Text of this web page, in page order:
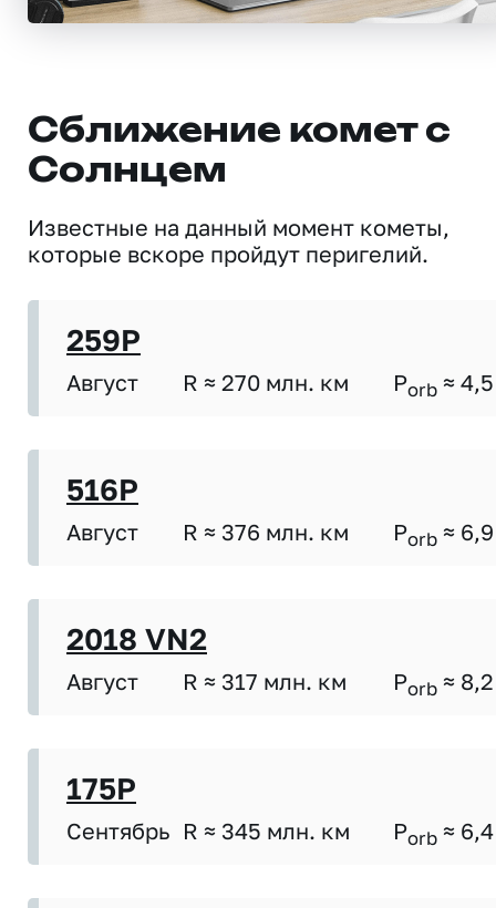
Сближение комет с
Солнцем
Известные на данный момент кометы,
которые вскоре пройдут перигелий.
259P
Август R ≈ 270 млн. км Porb ≈ 4,5
516P
Август R ≈ 376 млн. км Porb ≈ 6,9
2018 VN2
Август R ≈ 317 млн. км Porb ≈ 8,2
175P
Сентябрь R ≈ 345 млн. км Porb ≈ 6,4